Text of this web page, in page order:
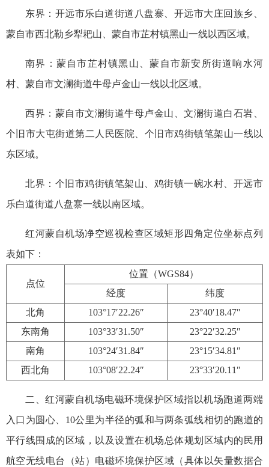
东界：开远市乐白道街道八盘寨、开远市大庄回族乡、
蒙自市西北勒乡犁耙山、蒙自市芷村镇黑山一线以西区域。
南界：蒙自市芷村镇黑山、蒙自市新安所街道响水河
村、蒙自市文澜街道牛母卢金山一线以北区域。
西界：蒙自市文澜街道牛母卢金山、文澜街道白石岩、
个旧市大屯街道第二人民医院、个旧市鸡街镇笔架山一线以
东区域。
北界：个旧市鸡街镇笔架山、鸡街镇一碗水村、开远市
乐白道街道八盘寨一线以南区域。
红河蒙自机场净空巡视检查区域矩形四角定位坐标点列
表如下：
点位
位置（WGS84）
经度
纬度
北角
103°17′22.26″
23°40′18.47″
东南角
103°33′31.50″
23°22′32.25″
南角
103°24′31.84″
23°15′34.81″
西北角
103°08′22.24″ 23°33′20.11″
二、红河蒙自机场电磁环境保护区域指以机场跑道两端
入口为圆心、10公里为半径的弧和与两条弧线相切的跑道的
平行线围成的区域，以及设置在机场总体规划区域内的民用
航空无线电台（站）电磁环境保护区域（具体以矢量数据合